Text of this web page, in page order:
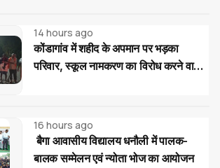
14 hours ago
कोंडागांव में शहीद के अपमान पर भड़का
परिवार, स्कूल नामकरण का विरोध करने वालों
16 hours ago
बैगा आवासीय विद्यालय धनौली में पालक-
बालक सम्मेलन एवं न्योता भोज का आयोजन